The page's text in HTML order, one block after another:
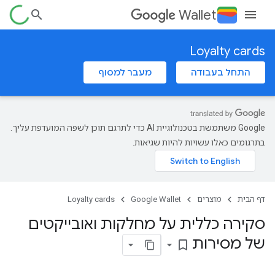
Wallet
Loyalty cards
התחל בעבודה מעבר למסוף
‫Google משתמשת בטכנולוגיית AI כדי לתרגם תוכן לשפה המועדפת עליך.
בתרגומים כאלו עשויות להיות שגיאות.
דף הבית מוצרים Google Wallet
Loyalty cards
סקירה כללית על מחלקות ואובייקטים
של מסירות bookmark_border